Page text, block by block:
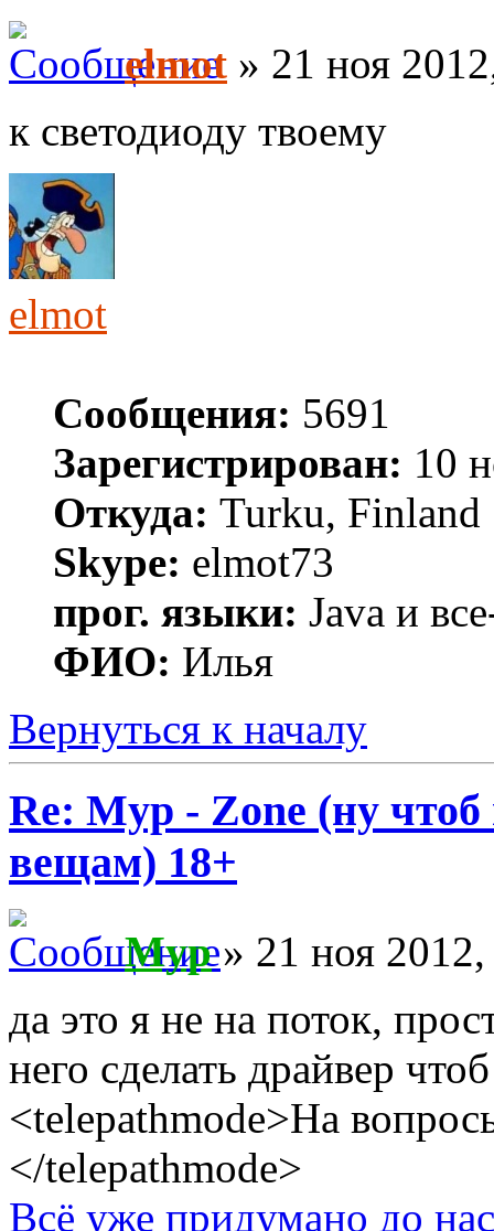
elmot » 21 ноя
к светодиоду твоему
elmot
Сообщения: 5691
Зарегистрирован: 10
Откуда: Turku, Finland
Skype: elmot73
прог. языки: Java и
ФИО: Илья
Вернуться к началу
Re: Myp - Zone (ну
вещам) 18+
Myp» 21 ноя
да это я не на поток,
него сделать драйвер
<telepathmode>На
</telepathmode>
Всё уже придумано до